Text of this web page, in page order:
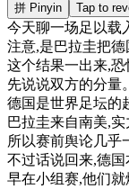
拼 Pinyin Tap to
今天聊一场足以载
注意,是巴拉圭把德
这个结果一出来,恐
先说说双方的分量。
德国是世界足坛的
巴拉圭来自南美,实
所以赛前舆论几乎
不过话说回来,德国
早在小组赛,他们就